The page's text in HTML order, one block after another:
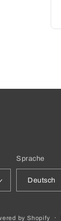
Sprache
Deutsch
by Shopify